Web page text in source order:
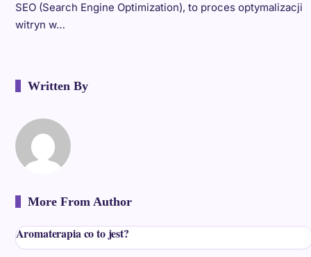
SEO (Search Engine Optimization), to proces optymalizacji
witryn w…
Written By
More From Author
Aromaterapia co to jest?